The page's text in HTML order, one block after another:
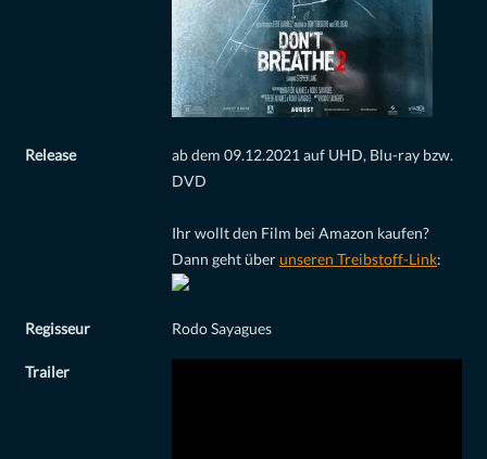
Release
ab dem 09.12.2021 auf UHD, Blu-ray bzw.
DVD
Ihr wollt den Film bei Amazon kaufen?
Dann geht überunseren Treibstoff-Link:
Regisseur Rodo Sayagues
Trailer